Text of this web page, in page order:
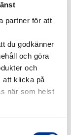
partner för att
du godkänner
och göra
och
att klicka på
när som helst